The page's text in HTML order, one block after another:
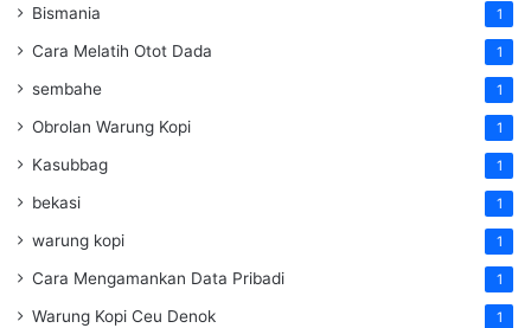
Bismania 1
Cara Melatih Otot Dada 1
sembahe 1
Obrolan Warung Kopi 1
Kasubbag 1
bekasi 1
warung kopi 1
Cara Mengamankan Data Pribadi 1
Warung Kopi Ceu Denok 1